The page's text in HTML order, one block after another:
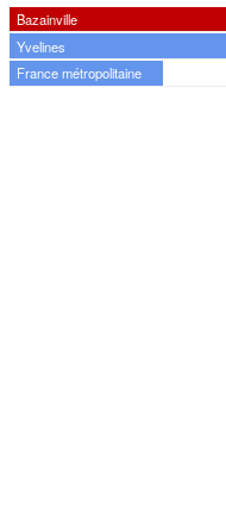
Bazainville
Yvelines
France métropolitaine